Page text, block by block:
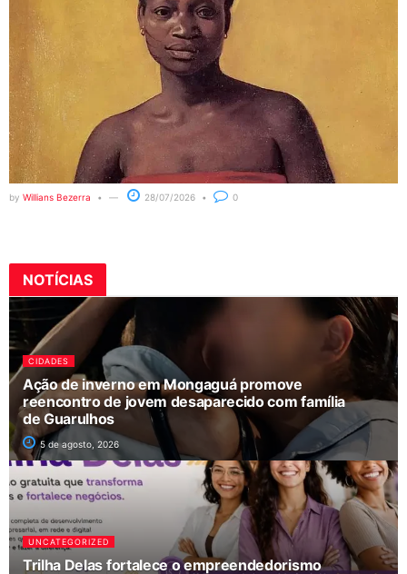
by Willians Bezerra 28/07/2026 0
NOTÍCIAS
CIDADES
Ação de inverno em Mongaguá promove
reencontro de jovem desaparecido com família
de Guarulhos
5 de agosto, 2026
UNCATEGORIZED
Trilha Delas fortalece o empreendedorismo